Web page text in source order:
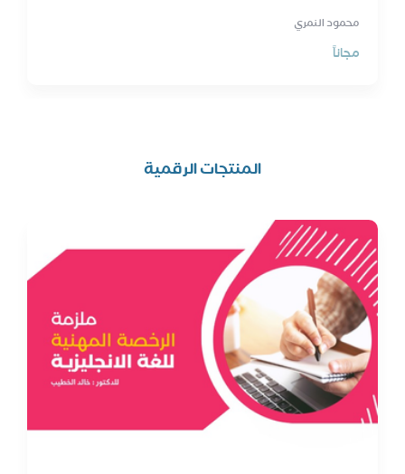
محمود النمري
مجاناً
المنتجات الرقمية